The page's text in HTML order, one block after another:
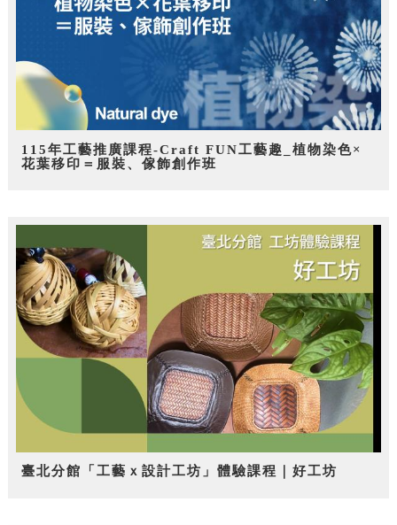
115年工藝推廣課程-Craft FUN工藝趣_植物染色×
花葉移印＝服裝、傢飾創作班
臺北分館「工藝ｘ設計工坊」體驗課程｜好工坊